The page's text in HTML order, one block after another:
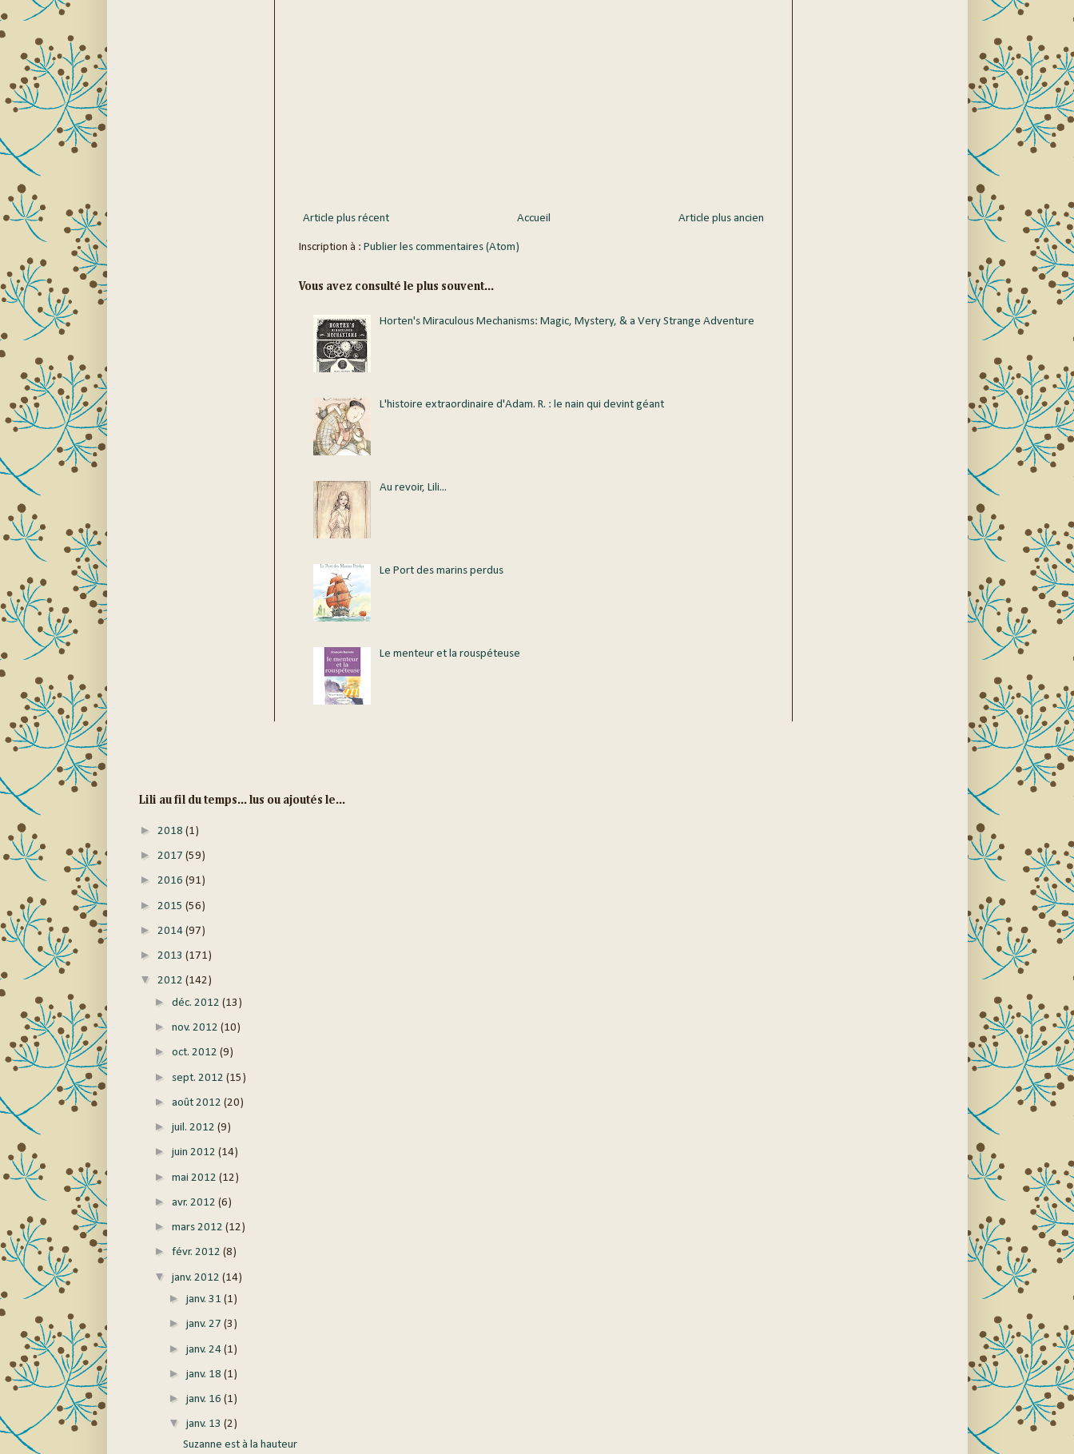
Article plus récent Article plus ancien
Accueil
Inscription à : Publier les commentaires (Atom)
Vous avez consulté le plus souvent...
Horten's Miraculous Mechanisms: Magic, Mystery, & a Very Strange Adventure
L'histoire extraordinaire d'Adam. R. : le nain qui devint géant
Au revoir, Lili...
Le Port des marins perdus
Le menteur et la rouspéteuse
Lili au fil du temps... lus ou ajoutés le...
► 2018 (1)
► 2017 (59)
► 2016 (91)
► 2015 (56)
► 2014 (97)
► 2013 (171)
▼ 2012 (142)
► déc. 2012 (13)
► nov. 2012 (10)
► oct. 2012 (9)
► sept. 2012 (15)
► août 2012 (20)
► juil. 2012 (9)
► juin 2012 (14)
► mai 2012 (12)
► avr. 2012 (6)
► mars 2012 (12)
► févr. 2012 (8)
▼ janv. 2012 (14)
► janv. 31 (1)
► janv. 27 (3)
► janv. 24 (1)
► janv. 18 (1)
► janv. 16 (1)
▼ janv. 13 (2)
Suzanne est à la hauteur